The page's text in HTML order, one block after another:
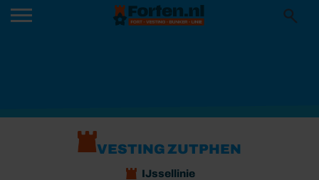
VESTING ZUTPHEN
IJssellinie